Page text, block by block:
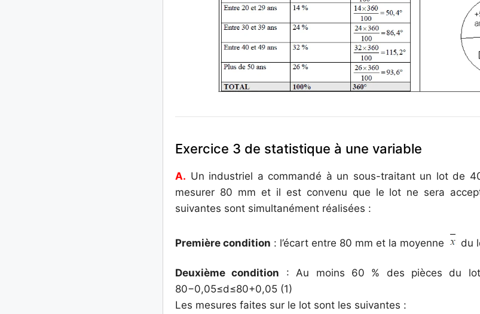
Exercice 3 de statistique à une variable
A. Un industriel a commandé à un sous-traitant un lot de
mesurer 80 mm et il est convenu que le lot ne sera
suivantes sont simultanément réalisées :
Première condition : l’écart entre 80 mm et la moyenne du
Deuxième condition : Au moins 60 % des pièces du
80−0,05≤d≤80+0,05 (1)
Les mesures faites sur le lot sont les suivantes :